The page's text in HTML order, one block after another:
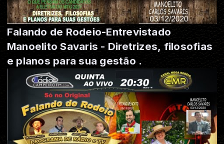
Falando de Rodeio-Entrevistado
Manoelito Savaris - Diretrizes, filosofias
e planos para sua gestão .